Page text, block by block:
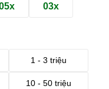
03x
1 - 3 triệu
10 - 50 triệu